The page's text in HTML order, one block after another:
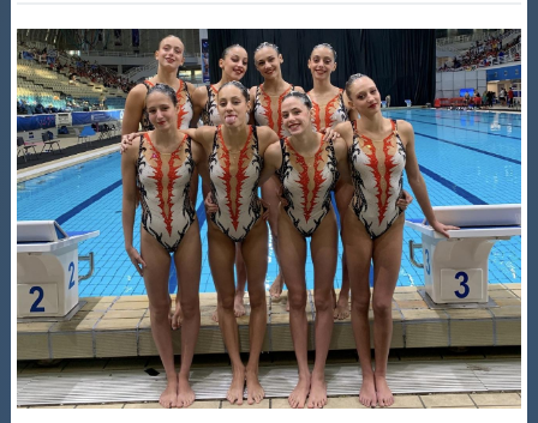
Fondo
Salvamento
Master
Formazione
GUG
Scuole Nuoto